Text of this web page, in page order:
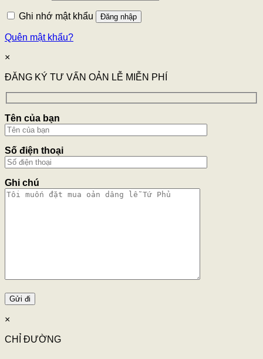
Ghi nhớ mật khẩu Đăng nhập
Quên mật khẩu?
×
ĐĂNG KÝ TƯ VẤN OẢN LỄ MIỄN PHÍ
Tên của bạn
Số điện thoại
Ghi chú
×
CHỈ ĐƯỜNG